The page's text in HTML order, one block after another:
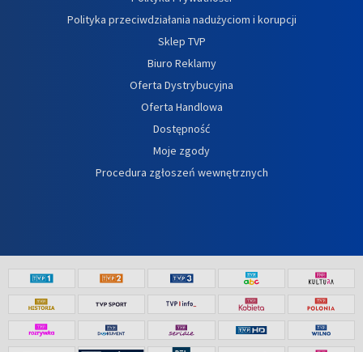
Polityka przeciwdziałania nadużyciom i korupcji
Sklep TVP
Biuro Reklamy
Oferta Dystrybucyjna
Oferta Handlowa
Dostępność
Moje zgody
Procedura zgłoszeń wewnętrznych